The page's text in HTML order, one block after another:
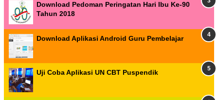
Download Pedoman Peringatan Hari Ibu Ke-90
Tahun 2018
Download Aplikasi Android Guru Pembelajar
Uji Coba Aplikasi UN CBT Puspendik